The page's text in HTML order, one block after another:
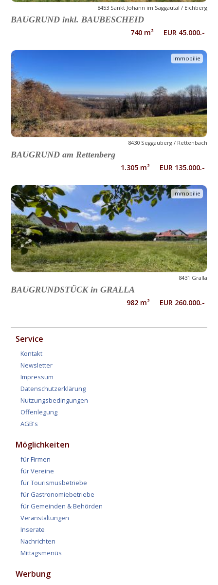
8453 Sankt Johann im Saggautal / Eichberg
BAUGRUND inkl. BAUBESCHEID
740 m² EUR 45.000.-
Immobilie
8430 Seggauberg / Rettenbach
BAUGRUND am Rettenberg
1.305 m² EUR 135.000.-
Immobilie
8431 Gralla
BAUGRUNDSTÜCK in GRALLA
982 m² EUR 260.000.-
Service
Kontakt
Newsletter
Impressum
Datenschutzerklärung
Nutzungsbedingungen
Offenlegung
AGB's
Möglichkeiten
für Firmen
für Vereine
für Tourismusbetriebe
für Gastronomiebetriebe
für Gemeinden & Behörden
Veranstaltungen
Inserate
Nachrichten
Mittagsmenüs
Werbung